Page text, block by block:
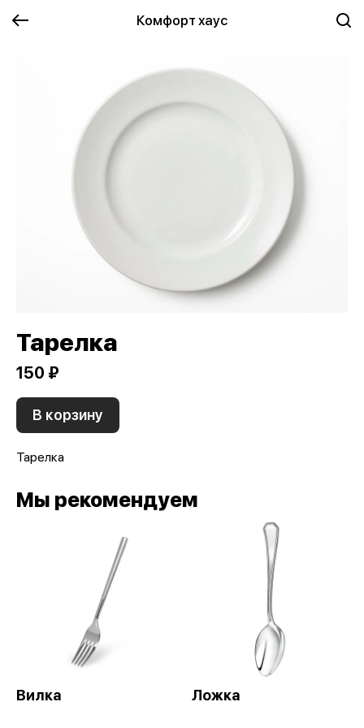
Комфорт хаус
Тарелка
150 ₽
В корзину
Тарелка
Мы рекомендуем
Вилка Ложка